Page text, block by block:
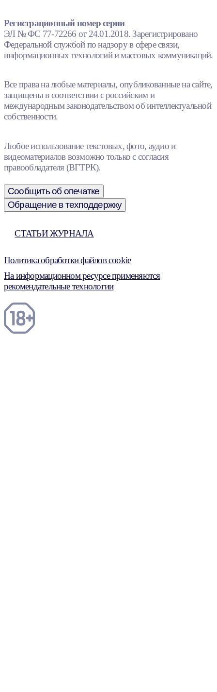
Регистрационный номер серии
ЭЛ № ФС 77-72266 от 24.01.2018. Зарегистрировано
Федеральной службой по надзору в сфере связи,
информационных технологий и массовых коммуникаций.
Все права на любые материалы, опубликованные на сайте,
защищены в соответствии с российским и
международным законодательством об интеллектуальной
собственности.
Любое использование текстовых, фото, аудио и
видеоматериалов возможно только с согласия
правообладателя (ВГТРК).
Сообщить об опечатке
Обращение в техподдержку
СТАТЬИ ЖУРНАЛА
Политика обработки файлов cookie
На информационном ресурсе применяются
рекомендательные технологии